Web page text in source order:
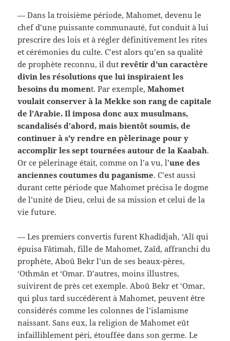
— Dans la troisième période, Mahomet, devenu le
chef d’une puissante communauté, fut conduit à lui
prescrire des lois et à régler définitivement les rites
et cérémonies du culte. C’est alors qu’en sa qualité
de prophète reconnu, il dutrevêtir d’un caractère
divin les résolutions que lui inspiraient les
besoins du moment. Par exemple,Mahomet
voulait conserver à la Mekke son rang de capitale
de l’Arabie. Il imposa donc aux musulmans,
scandalisés d’abord, mais bientôt soumis, de
continuer à s’y rendre en pèlerinage pour y
accomplir les sept tournées autour de la Kaabah.
Or ce pèlerinage était, comme on l’a vu, l’une des
anciennes coutumes du paganisme. C’est aussi
durant cette période que Mahomet précisa le dogme
de l’unité de Dieu, celui de sa mission et celui de la
vie future.
— Les premiers convertis furent Khadîdjah, ‘Alî qui
épuisa Fâtimah, fille de Mahomet, Zaïd, affranchi du
prophète, Aboû Bekr l’un de ses beaux-pères,
‘Othmân et ‘Omar. D’autres, moins illustres,
suivirent de près cet exemple. Aboû Bekr et ‘Omar,
qui plus tard succédèrent à Mahomet, peuvent être
considérés comme les colonnes de l’islamisme
naissant. Sans eux, la religion de Mahomet eût
infailliblement péri, étouffée dans son germe. Le